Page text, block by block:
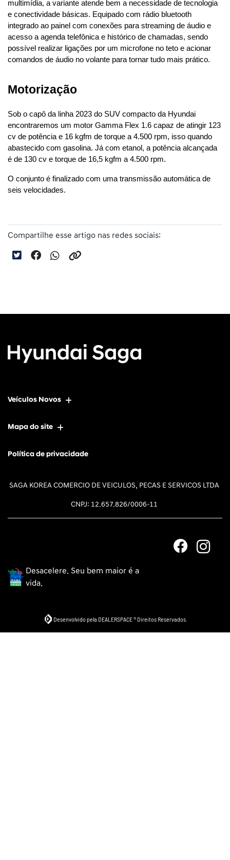
multimídia, a variante atende bem a necessidade de tecnologia
e conectividade básicas. Equipado com rádio bluetooth
integrado ao painel com conexões para streaming de áudio e
acesso a agenda telefônica e histórico de chamadas, sendo
possível realizar ligações por um microfone no teto e acionar
comandos de áudio no volante para tornar tudo mais prático.
Motorização
Sob o capô da linha 2023 do SUV compacto da Hyundai
encontraremos um motor Gamma Flex 1.6 capaz de atingir 123
cv de potência e 16 kgfm de torque a 4.500 rpm, isso quando
abastecido com gasolina. Já com etanol, a potência alcançada
é de 130 cv e torque de 16,5 kgfm a 4.500 rpm.
O conjunto é finalizado com uma transmissão automática de
seis velocidades.
Compartilhe esse artigo nas redes sociais:
Veículos Novos
Mapa do site
Política de privacidade
SAGA KOREA COMERCIO DE VEICULOS, PECAS E SERVICOS LTDA
CNPJ: 12.657.826/0006-11
Desacelere. Seu bem maior é a
vida.
Desenvolvido pela DEALERSPACE ® Direitos Reservados.